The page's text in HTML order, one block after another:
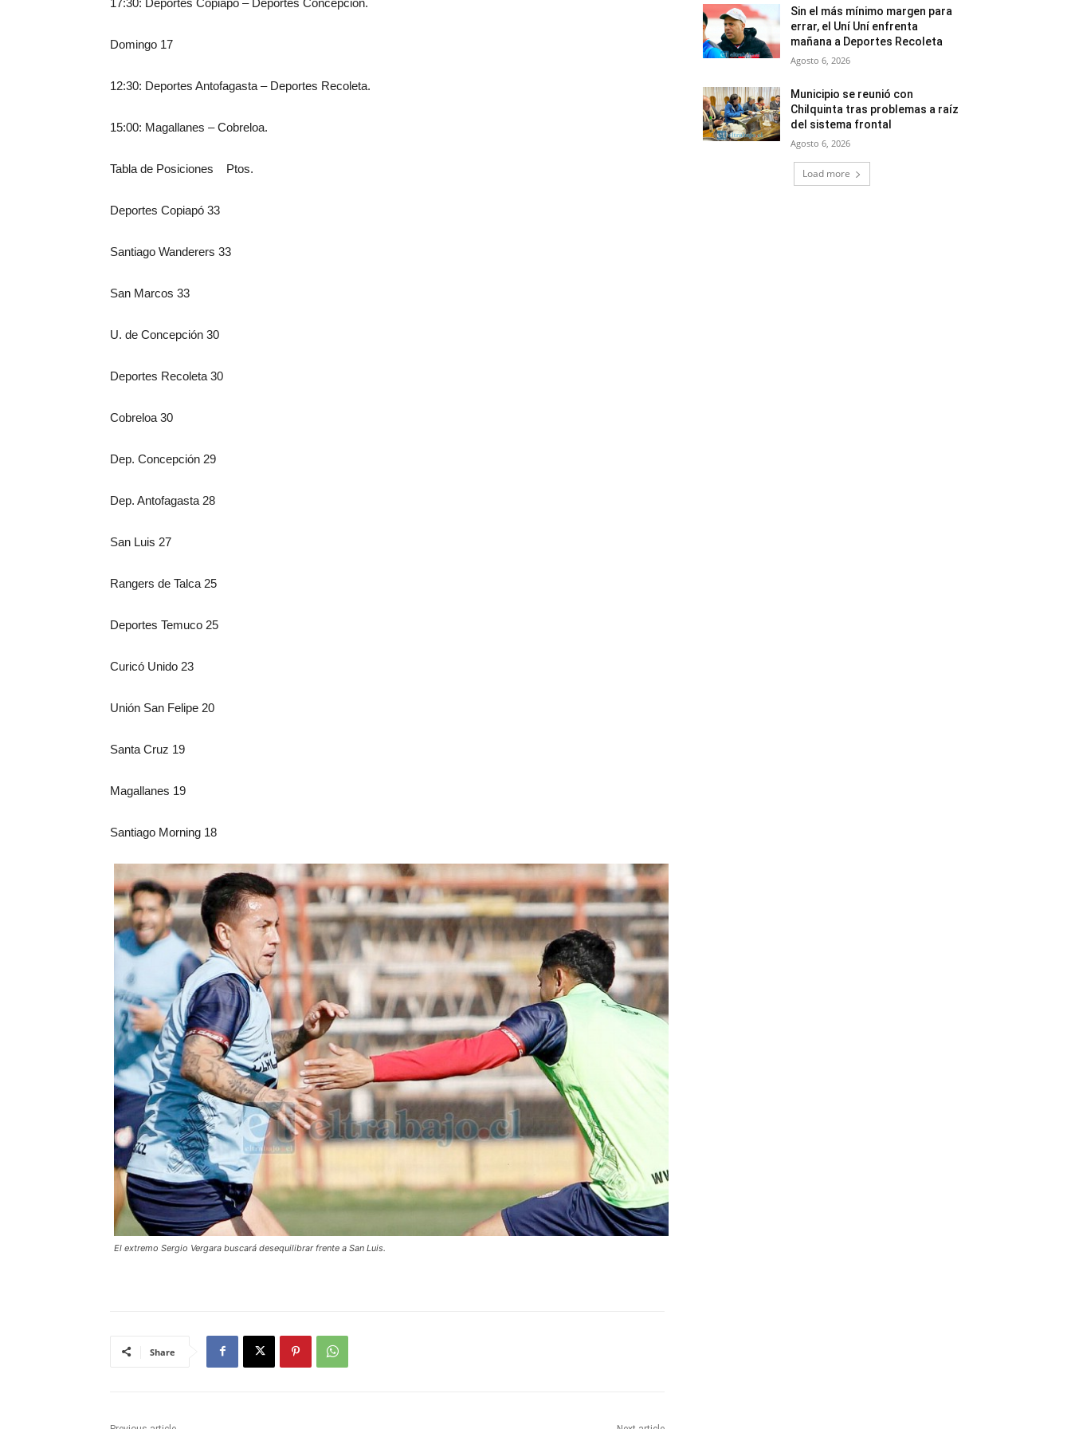
17:30: Deportes Copiapó – Deportes Concepción.
Domingo 17
12:30: Deportes Antofagasta – Deportes Recoleta.
15:00: Magallanes – Cobreloa.
Tabla de Posiciones Ptos.
Deportes Copiapó 33
Santiago Wanderers 33
San Marcos 33
U. de Concepción 30
Deportes Recoleta 30
Cobreloa 30
Dep. Concepción 29
Dep. Antofagasta 28
San Luis 27
Rangers de Talca 25
Deportes Temuco 25
Curicó Unido 23
Unión San Felipe 20
Santa Cruz 19
Magallanes 19
Santiago Morning 18
El extremo Sergio Vergara buscará desequilibrar frente a San Luis.
Share
Sin el más mínimo margen para
errar, el Uní Uní enfrenta
mañana a Deportes Recoleta
Agosto 6, 2026
Municipio se reunió con
Chilquinta tras problemas a raíz
del sistema frontal
Agosto 6, 2026
Load more